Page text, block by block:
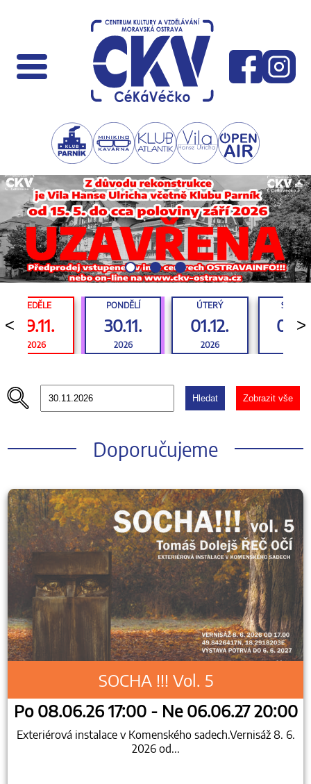
<
NEDĚLE
29.11.
2026
PONDĚLÍ
30.11.
2026
ÚTERÝ
01.12.
2026
>
Hledat Zobrazit vše
Doporučujeme
SOCHA !!! Vol. 5
Po 08.06.26 17:00 - Ne 06.06.27 20:00
Exteriérová instalace v Komenského sadech.Vernisáž 8. 6.
2026 od...